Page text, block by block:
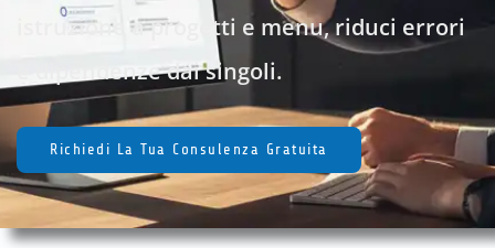
istruzione a progetti e menu, riduci errori
e dipendenze dai singoli.
Richiedi La Tua Consulenza Gratuita